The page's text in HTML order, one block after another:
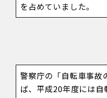
を占めていました。
警察庁の「自転車事故
ば、平成20年度には